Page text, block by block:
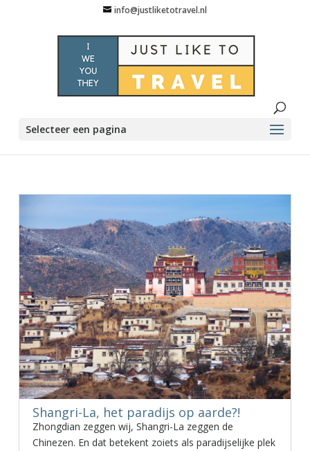
info@justliketotravel.nl
Selecteer een pagina
Shangri-La, het paradijs op aarde?!
Zhongdian zeggen wij, Shangri-La zeggen de
Chinezen. En dat betekent zoiets als paradijselijke plek